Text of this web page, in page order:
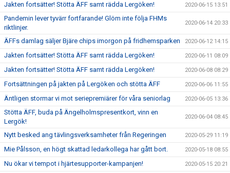
Jakten fortsätter! Stötta ÄFF samt rädda Lergöken! 2020-06-15 13:51
Pandemin lever tyvärr fortfarande! Glöm inte följa FHMs
riktlinjer.
2020-06-14 20:33
ÄFFs damlag säljer Bjäre chips imorgon på fridhemsparken 2020-06-12 14:15
Jakten fortsätter! Stötta ÄFF samt rädda Lergöken! 2020-06-11 08:09
Jakten fortsätter! Stötta ÄFF samt rädda Lergöken! 2020-06-08 08:29
Fortsättningen på jakten på Lergöken och stötta ÄFF 2020-06-06 11:55
Äntligen stormar vi mot seriepremiärer för våra seniorlag 2020-06-05 13:36
Stötta ÄFF, buda på Ängelholmspresentkort, vinn en
Lergök!
2020-06-04 08:45
Nytt besked ang tävlingsverksamheter från Regeringen 2020-05-29 11:19
Mie Pålsson, en högt skattad ledarkollega har gått bort. 2020-05-18 08:55
Nu ökar vi tempot i hjärtesupporter-kampanjen! 2020-05-15 20:21